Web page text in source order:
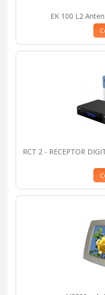
EK 100 L2
RCT 2 - RECEPTOR